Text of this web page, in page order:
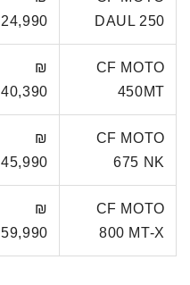
DAUL 250
24,990
CF MOTO
450MT
₪
40,390
CF MOTO
675 NK
₪
45,990
CF MOTO
800 MT-X
₪
59,990